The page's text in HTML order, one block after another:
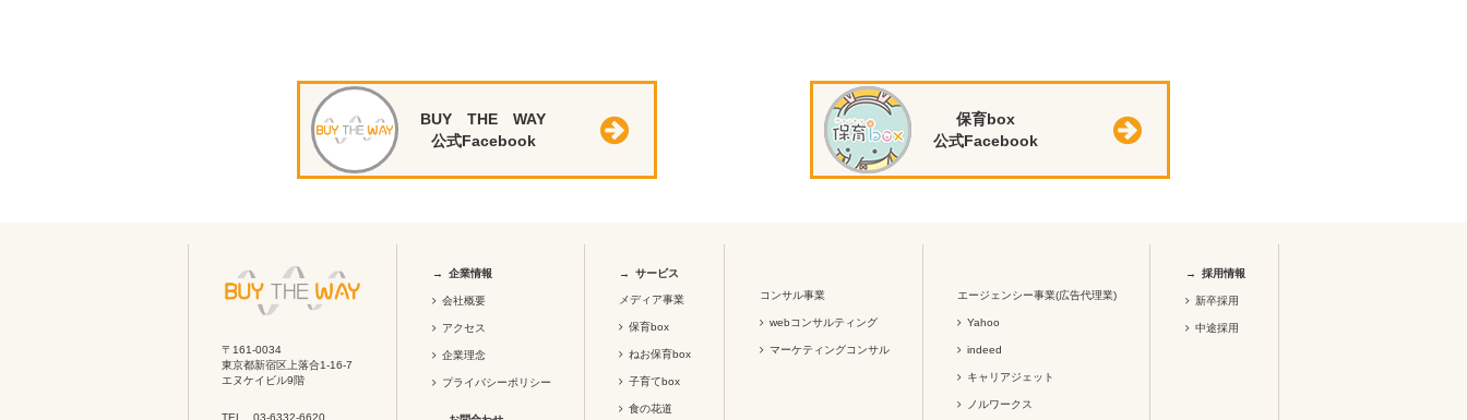
BUY THE WAY
公式Facebook
保育box
公式Facebook
〒161-0034
東京都新宿区上落合1-16-7
エヌケイビル9階
TEL 03-6332-6620
企業情報
会社概要
アクセス
企業理念
プライバシーポリシー
サービス
メディア事業
保育box
ねお保育box
子育てbox
食の花道
コンサル事業
webコンサルティング
マーケティングコンサル
エージェンシー事業(広告代理業)
Yahoo
indeed
キャリアジェット
ノルワークス
採用情報
新卒採用
中途採用